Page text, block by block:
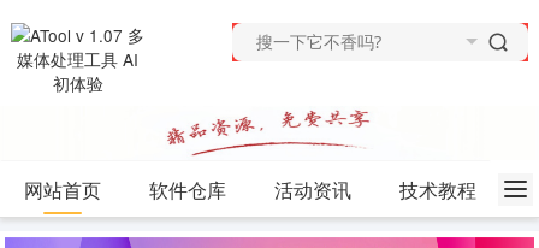
网站首页 软件仓库 活动资讯 技术教程